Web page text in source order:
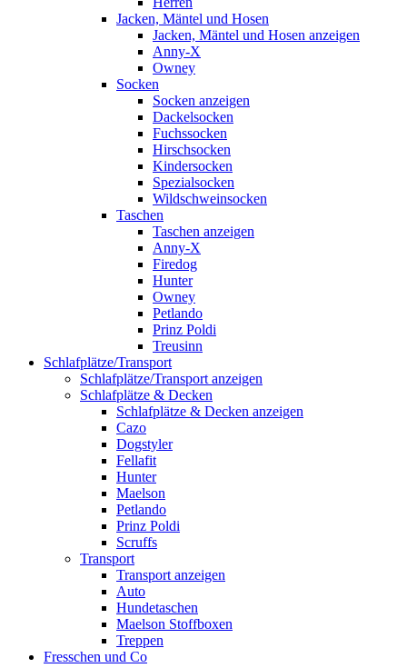
Jacken, Mäntel und Hosen
Jacken, Mäntel und Hosen anzeigen
Anny-X
Owney
Socken
Socken anzeigen
Dackelsocken
Fuchssocken
Hirschsocken
Kindersocken
Spezialsocken
Wildschweinsocken
Taschen
Taschen anzeigen
Anny-X
Firedog
Hunter
Owney
Petlando
Prinz Poldi
Treusinn
Schlafplätze/Transport
Schlafplätze/Transport anzeigen
Schlafplätze & Decken
Schlafplätze & Decken anzeigen
Cazo
Dogstyler
Fellafit
Hunter
Maelson
Petlando
Prinz Poldi
Scruffs
Transport
Transport anzeigen
Auto
Hundetaschen
Maelson Stoffboxen
Treppen
Fresschen und Co